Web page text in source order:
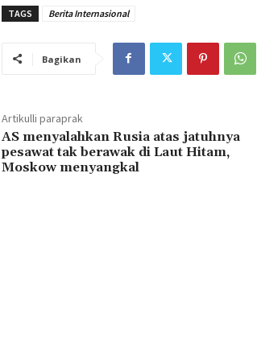
TAGS Berita Internasional
Bagikan
Artikulli paraprak
AS menyalahkan Rusia atas jatuhnya
pesawat tak berawak di Laut Hitam,
Moskow menyangkal